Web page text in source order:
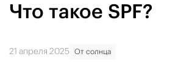
Что такое SPF?
21 апреля 2025 От солнца